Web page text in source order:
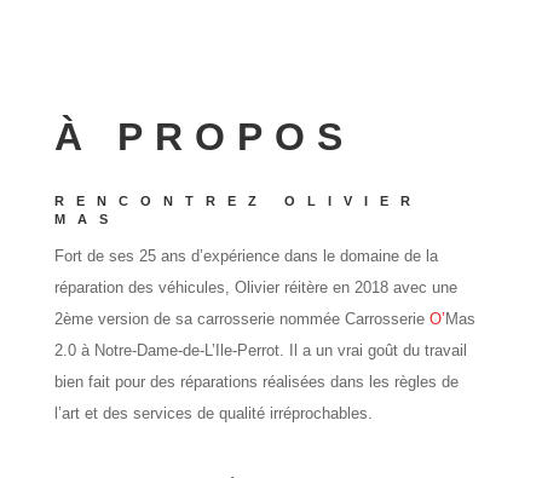
À PROPOS
RENCONTREZ OLIVIER
MAS
Fort de ses 25 ans d’expérience dans le domaine de la
réparation des véhicules, Olivier réitère en 2018 avec une
2ème version de sa carrosserie nommée Carrosserie O’ Mas
2.0 à Notre-Dame-de-L’Ile-Perrot. Il a un vrai goût du travail
bien fait pour des réparations réalisées dans les règles de
l’art et des services de qualité irréprochables.